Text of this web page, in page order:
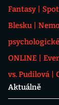
Fantasy
Blesku
ONLINE
vs. Pudilová
Aktuálně